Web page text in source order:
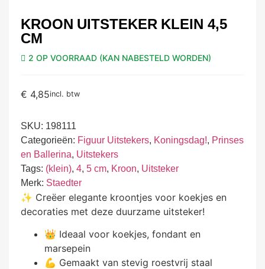
KROON UITSTEKER KLEIN 4,5
CM
2 OP VOORRAAD (KAN NABESTELD WORDEN)
€ 4,85incl. btw
SKU: 198111
Categorieën: Figuur Uitstekers, Koningsdag!, Prinses
en Ballerina, Uitstekers
Tags: (klein), 4, 5 cm, Kroon, Uitsteker
Merk: Staedter
✨ Creëer elegante kroontjes voor koekjes en
decoraties met deze duurzame uitsteker!
👑 Ideaal voor koekjes, fondant en
marsepein
💪 Gemaakt van stevig roestvrij staal